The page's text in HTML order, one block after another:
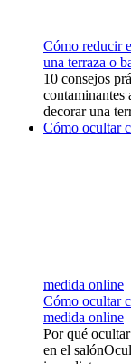
Cómo reducir
una terraza o
10 consejos
contaminantes
decorar una
Cómo ocultar
medida online
Cómo ocultar
medida online
Por qué
en el